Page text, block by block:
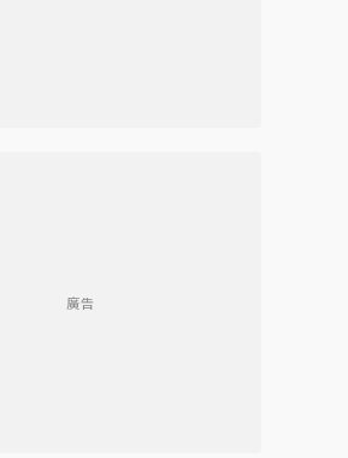
廣告